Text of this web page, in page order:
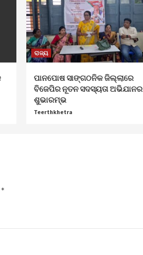
ରାଜ୍ୟ
ପାନପୋଷ ସାଙ୍ଗଠନିକ ଜିଲ୍ଲାରେ
ବିଜେପିର ନୂତନ ସଦସ୍ୟତା ଅଭିଯାନର
ଶୁଭାରମ୍ଭ
Teerthkhetra
*